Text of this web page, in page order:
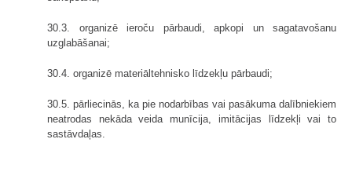
30.3. organizē ieroču pārbaudi, apkopi un sagatavošanu
uzglabāšanai;
30.4. organizē materiāltehnisko līdzekļu pārbaudi;
30.5. pārliecinās, ka pie nodarbības vai pasākuma dalībniekiem
neatrodas nekāda veida munīcija, imitācijas līdzekļi vai to
sastāvdaļas.